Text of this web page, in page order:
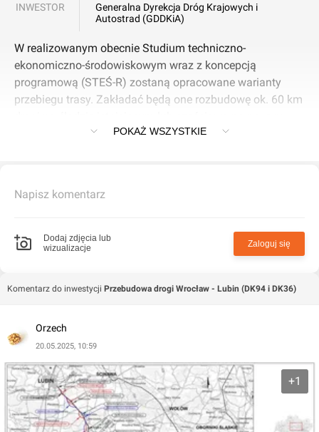
INWESTOR
Generalna Dyrekcja Dróg Krajowych i
Autostrad (GDDKiA)
W realizowanym obecnie Studium techniczno-
ekonomiczno-środowiskowym wraz z koncepcją
programową (STEŚ-R) zostaną opracowane warianty
przebiegu trasy. Zakładać będą one rozbudowę ok. 60 km
śladzie na fragmentach omijających obszary
W zależności od wybranego wariantu, który zostanie
drogi do przekroju 2x2 (dwie jezdnie po dwa pasy ruchu)
w parametrach klasy GP (droga główna ruchu
na podstawie analiz i prognoz ruchu opracowanych na
W ramach inwestycji planowana jest budowa obwodnic
wybranych miejscowości, przebudowa istniejących
rowerowe, zatoki autobusowe oraz przejścia dla pieszych.
Wykonane zostaną elementy ochrony środowiska,
oświetlenie drogowe oraz elementy bezpieczeństwa ruchu
drogowego (BRD). Parametry drogi zostaną dostosowane
POKAŻ WSZYSTKIE
Napisz komentarz
Dodaj zdjęcia lub
wizualizacje
Zaloguj się
Komentarz do inwestycji Przebudowa drogi Wrocław - Lubin (DK94 i DK36)
Orzech
20.05.2025, 10:59
+1